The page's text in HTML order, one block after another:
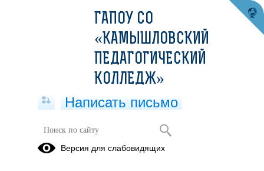
Методические материалы
ГАПОУ СО
«КАМЫШЛОВСКИЙ
ПЕДАГОГИЧЕСКИЙ
КОЛЛЕДЖ»
Написать письмо
Версия для слабовидящих